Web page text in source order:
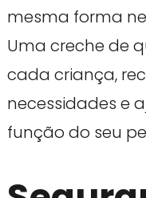
mesma forma
Uma creche de
cada criança,
necessidades e
função do seu